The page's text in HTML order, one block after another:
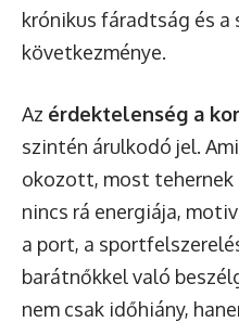
krónikus fáradtság és
következménye.
Az érdektelenség a
szintén árulkodó jel.
okozott, most tehernek
nincs rá energiája,
a port, a
barátnőkkel való
nem csak időhiány,